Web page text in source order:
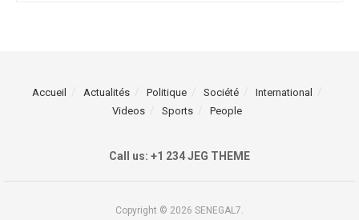
Accueil Actualités Politique Société
International
Videos
Sports People
Call us: +1 234 JEG THEME
Copyright © 2026 SENEGAL7.